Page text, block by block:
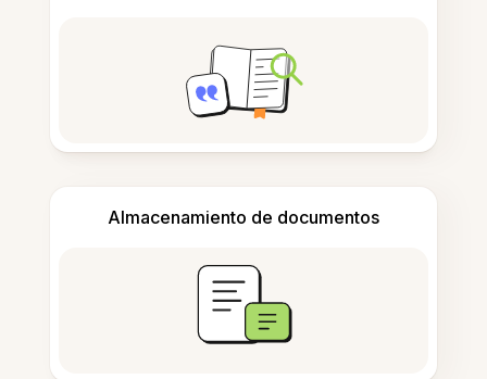
Almacenamiento de documentos